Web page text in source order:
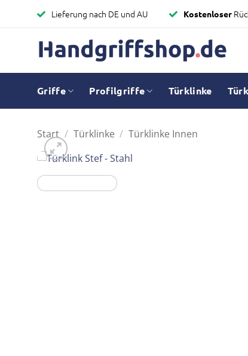
Lieferung nach DE und AU Kostenloser
Griffe Profilgriffe Türklinke
Start / Türklinke / Türklinke Innen